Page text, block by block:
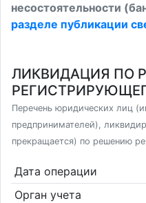
несостоятельности
разделе публикации
ЛИКВИДАЦИЯ ПО
Перечень юридических лиц
предпринимателей),
прекращается) по решению
Дата операции
Орган учета